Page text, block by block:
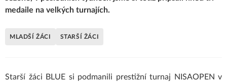
medaile na velkých turnajích.
MLADŠÍ ŽÁCI STARŠÍ ŽÁCI
Starší žáci BLUE si podmanili prestižní turnaj NISAOPEN v